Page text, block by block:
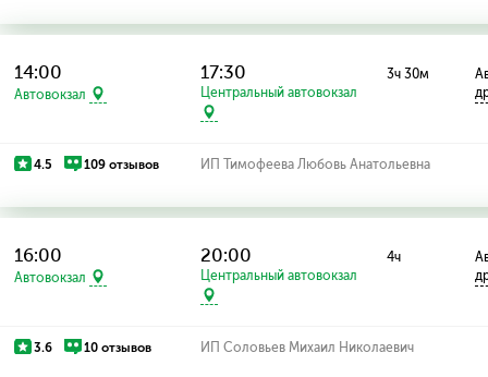
14:00
Автовокзал
17:30
Центральный автовокзал
3ч 30м
4.5 109 отзывов ИП Тимофеева Любовь Анатольевна
16:00
Автовокзал
20:00
Центральный автовокзал
4ч
3.6 10 отзывов ИП Соловьев Михаил Николаевич